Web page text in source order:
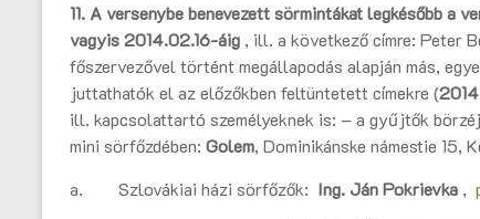
11. A versenybe benevezett sörmintákat legkésőbb a
vagyis2014.02.16-áig , ill. a következő címre: Peter
főszervezővel történt megállapodás alapján más,
juttathatók el az előzőkben feltüntetett címekre (
ill. kapcsolattartó személyeknek is: – a gyűjtők
mini sörfőzdében: Golem, Dominikánske námestie 15,
a. Szlovákiai házi sörfőzők: Ing. Ján Pokrievka ,